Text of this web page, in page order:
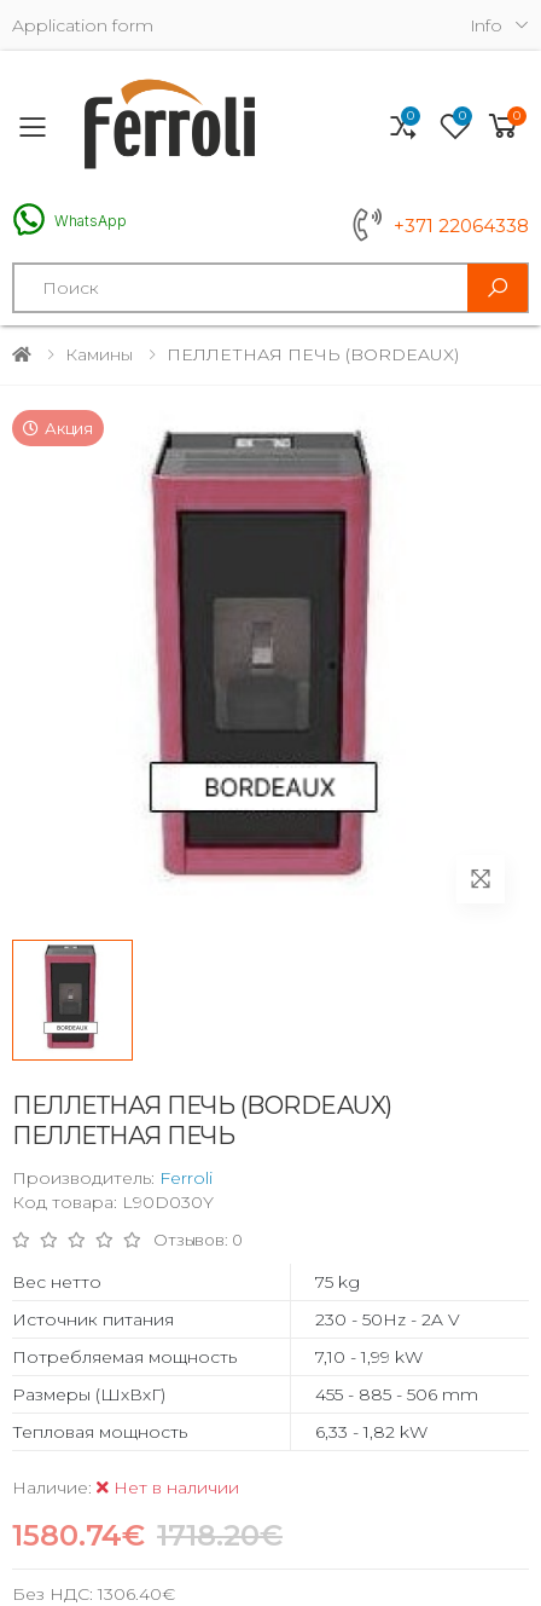
Application form Info
Toggle mobile menu
WhatsApp +371 22064338
Search
0 0 0
Камины ПЕЛЛЕТНАЯ ПЕЧЬ (BORDEAUX)
Акция
ПЕЛЛЕТНАЯ ПЕЧЬ (BORDEAUX)
ПЕЛЛЕТНАЯ ПЕЧЬ
Производитель: Ferroli
Код товара: L90D030Y
Отзывов: 0
Вес нетто
75 kg
Источник питания
230 - 50Hz - 2A V
Потребляемая мощность
7,10 - 1,99 kW
Размеры (ШхВхГ)
455 - 885 - 506 mm
Тепловая мощность
6,33 - 1,82 kW
Наличие: Нет в наличии
1580.74€ 1718.20€
Без НДС:1306.40€